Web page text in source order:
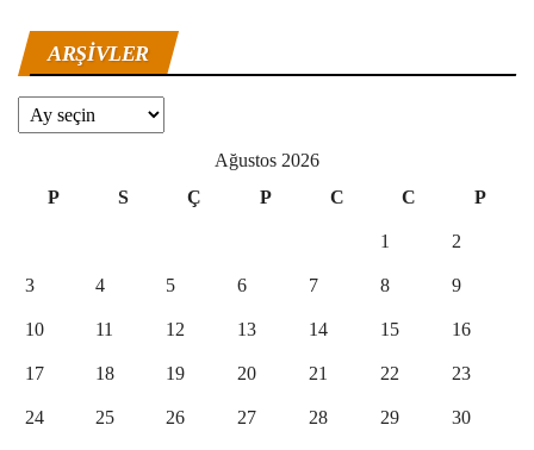
ARŞIVLER
Arşivler
Ağustos 2026
P
S Ç P C C P
1 2
3 4 5 6 7 8 9
10 11 12 13 14 15 16
17 18 19 20 21 22 23
24 25 26 27 28 29 30